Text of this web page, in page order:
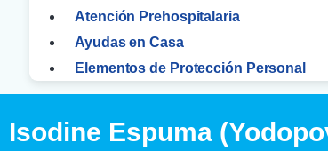
Atención Prehospitalaria
Ayudas en Casa
Elementos de Protección Personal
Isodine Espuma